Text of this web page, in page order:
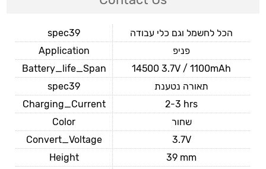
spec39
הכל לחשמל וגם כלי עבודה
Application
פניפ
Battery_life_Span
14500 3.7V / 1100mAh
spec39
תאורה נטענת
Charging_Current
2-3 hrs
Color
שחור
Convert_Voltage
3.7V
Height
39 mm